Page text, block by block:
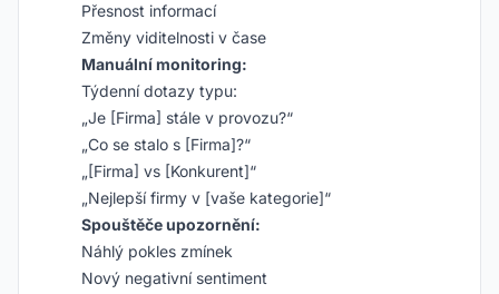
Přesnost informací
Změny viditelnosti v čase
Manuální monitoring:
Týdenní dotazy typu:
„Je [Firma] stále v provozu?“
„Co se stalo s [Firma]?“
„[Firma] vs [Konkurent]“
„Nejlepší firmy v [vaše kategorie]“
Spouštěče upozornění:
Náhlý pokles zmínek
Nový negativní sentiment